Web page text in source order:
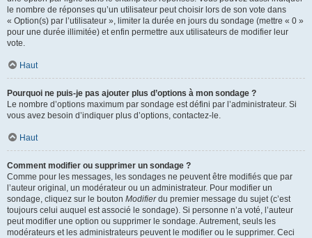
le nombre de réponses qu’un utilisateur peut choisir lors de son vote dans
« Option(s) par l’utilisateur », limiter la durée en jours du sondage (mettre « 0 »
pour une durée illimitée) et enfin permettre aux utilisateurs de modifier leur
vote.
Haut
Pourquoi ne puis-je pas ajouter plus d’options à mon sondage ?
Le nombre d’options maximum par sondage est défini par l’administrateur. Si
vous avez besoin d’indiquer plus d’options, contactez-le.
Haut
Comment modifier ou supprimer un sondage ?
Comme pour les messages, les sondages ne peuvent être modifiés que par
l’auteur original, un modérateur ou un administrateur. Pour modifier un
sondage, cliquez sur le bouton Modifierdu premier message du sujet (c’est
toujours celui auquel est associé le sondage). Si personne n’a voté, l’auteur
peut modifier une option ou supprimer le sondage. Autrement, seuls les
modérateurs et les administrateurs peuvent le modifier ou le supprimer. Ceci